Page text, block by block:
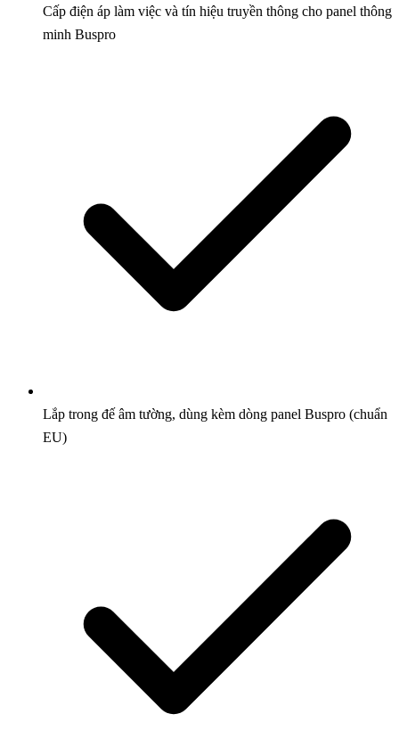
Cấp điện áp làm việc và tín hiệu truyền thông cho panel thông
minh Buspro
Lắp trong đế âm tường, dùng kèm dòng panel Buspro (chuẩn
EU)